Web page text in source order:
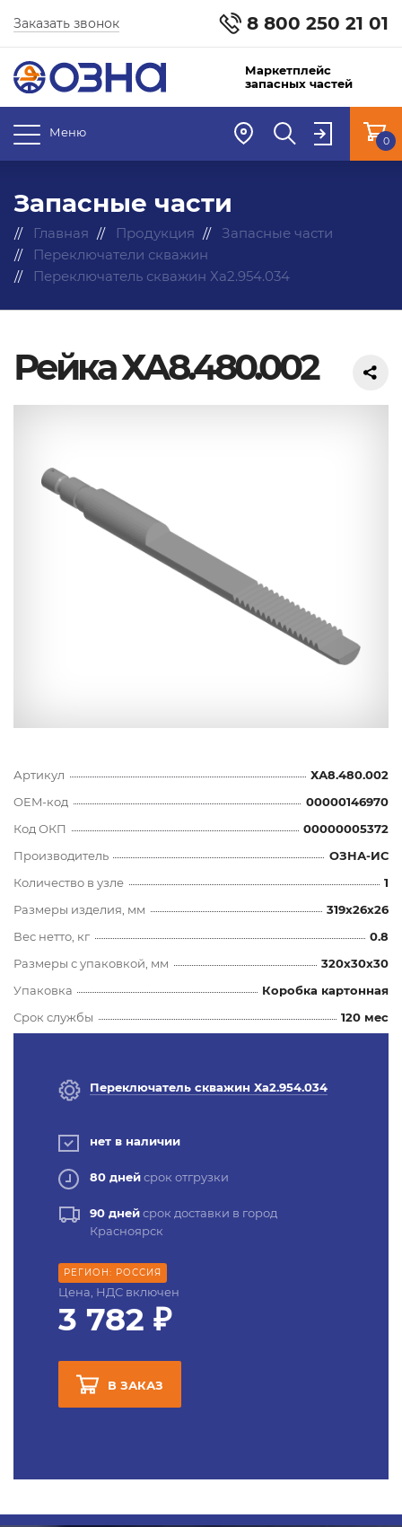
8 800 250 21 01
Заказать звонок
Маркетплейс
запасных частей
Меню
0
Запасные части
Главная Продукция
Запасные части
Переключатели скважин
Переключатель скважин Ха2.954.034
Рейка ХА8.480.002
Артикул
ХА8.480.002
OEM-код
00000146970
Код ОКП
00000005372
Производитель
ОЗНА-ИС
Количество в узле
1
Размеры изделия, мм
319x26x26
Вес нетто, кг
0.8
Размеры с упаковкой, мм
320x30x30
Упаковка
Коробка картонная
Срок службы
120 мес
Переключатель скважин Ха2.954.034
нет в наличии
80 днейсрок отгрузки
90 днейсрок доставки в город
Красноярск
РЕГИОН: РОССИЯ
Цена, НДС включен
3 782 ₽
В ЗАКАЗ